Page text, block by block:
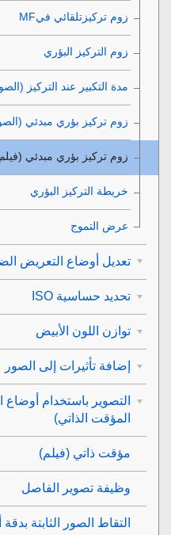
زوم تركيزتلقائي فيMF‎‏
زوم التركيز البؤري
مدة التكبير عند التركيز
زوم تركيز بؤري مبدئي
زوم تركيز بؤري مبدئي
عرض التموج‎
تعديل أوضاع التعريض
تحديد حساسية ISO
توازن اللون الأبيض
إضافة تأثيرات إلى الصور
التصوير باستخدام
المؤقت الذاتي)
مؤقت ذاتي (فيلم)
وظيفة تصوير الفاصل
التقاط الصور الثابتة